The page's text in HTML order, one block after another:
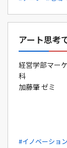
アート思考
経営学部マー
科
加藤肇 ゼミ
#イノベーション